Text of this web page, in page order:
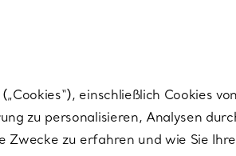
einschließlich Cookies
zu personalisieren, Analysen
Zwecke zu erfahren und wie Sie